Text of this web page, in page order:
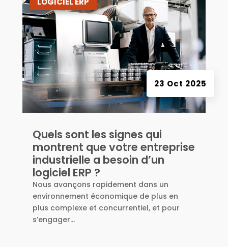
Quels sont les signes qui
montrent que votre entreprise
industrielle a besoin d’un
logiciel ERP ?
23 Oct 2025
Nous avançons rapidement dans un
environnement économique de plus en
plus complexe et concurrentiel, et pour
s’engager...